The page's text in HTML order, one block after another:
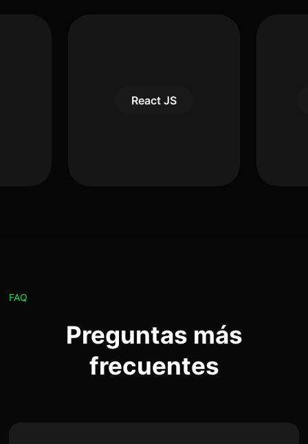
React JS
FAQ
Preguntas más
frecuentes